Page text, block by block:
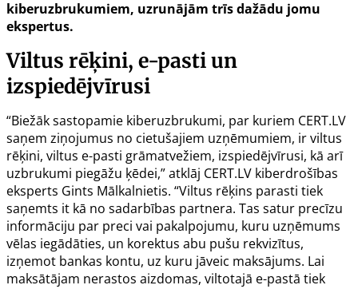
kiberuzbrukumiem, uzrunājām trīs dažādu jomu
ekspertus.
Viltus rēķini, e-pasti un
izspiedējvīrusi
“Biežāk sastopamie kiberuzbrukumi, par kuriem CERT.LV
saņem ziņojumus no cietušajiem uzņēmumiem, ir viltus
rēķini, viltus e-pasti grāmatvežiem, izspiedējvīrusi, kā arī
uzbrukumi piegāžu ķēdei,” atklāj CERT.LV kiberdrošības
eksperts Gints Mālkalnietis. “Viltus rēķins parasti tiek
saņemts it kā no sadarbības partnera. Tas satur precīzu
informāciju par preci vai pakalpojumu, kuru uzņēmums
vēlas iegādāties, un korektus abu pušu rekvizītus,
izņemot bankas kontu, uz kuru jāveic maksājums. Lai
maksātājam nerastos aizdomas, viltotajā e-pastā tiek